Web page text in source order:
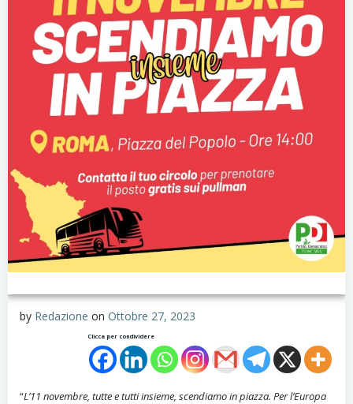
by Redazione on Ottobre 27, 2023
Clicca per condividere
“L’11 novembre, tutte e tutti insieme, scendiamo in piazza. Per l’Europa